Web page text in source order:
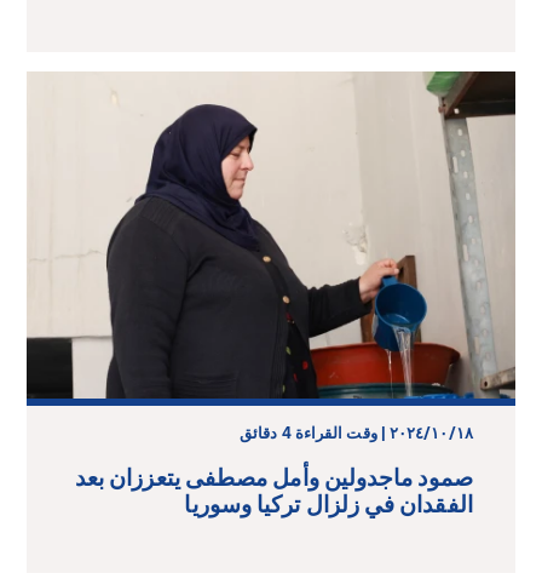
١٨‏/١٠‏/٢٠٢٤ | وقت القراءة 4 دقائق
صمود ماجدولين وأمل مصطفى يتعززان بعد
الفقدان في زلزال تركيا وسوريا